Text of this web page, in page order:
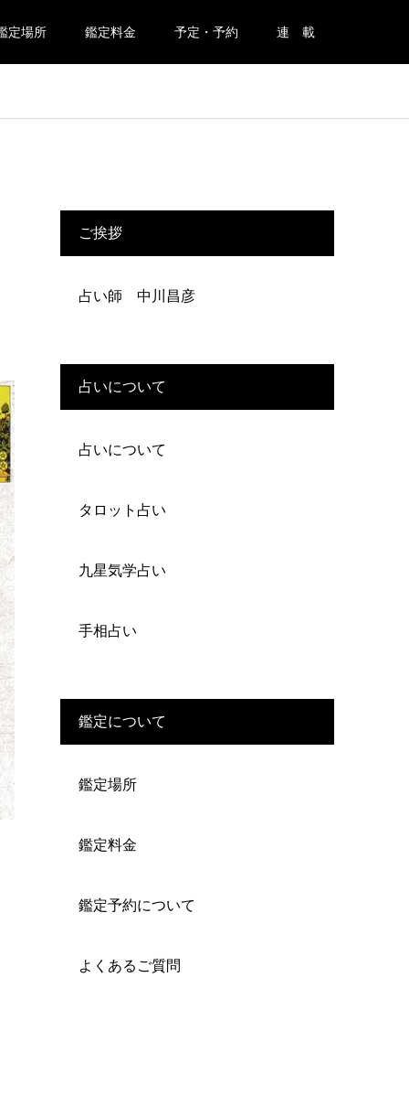
定場所 鑑定料金 予定・予約 連 載
ご挨拶
占い師 中川昌彦
占いについて
占いについて
タロット占い
九星気学占い
手相占い
鑑定について
鑑定場所
鑑定料金
鑑定予約について
よくあるご質問